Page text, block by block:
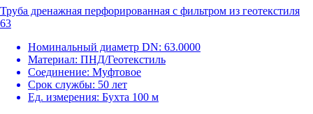
Труба дренажная перфорированная с фильтром из геотекстиля
63
Номинальный диаметр DN: 63.0000
Материал: ПНД/Геотекстиль
Соединение: Муфтовое
Срок службы: 50 лет
Ед. измерения: Бухта 100 м